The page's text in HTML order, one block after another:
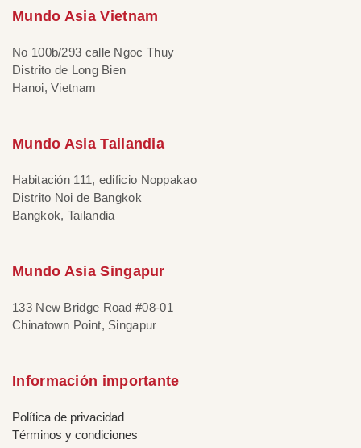
Mundo Asia Vietnam
No 100b/293 calle Ngoc Thuy
Distrito de Long Bien
Hanoi, Vietnam
Mundo Asia Tailandia
Habitación 111, edificio Noppakao
Distrito Noi de Bangkok
Bangkok, Tailandia
Mundo Asia Singapur
133 New Bridge Road #08-01
Chinatown Point, Singapur
Información importante
Política de privacidad
Términos y condiciones